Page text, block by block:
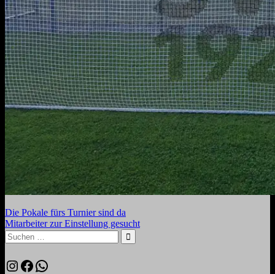
Beitragsnavigation
Vorheriger
Beitrag:
Die Pokale fürs Turnier sind da
Nächster
Beitrag:
Mitarbeiter zur Einstellung gesucht
Suchen
nach:
Suchen
Instagram
Facebook
WhatsApp